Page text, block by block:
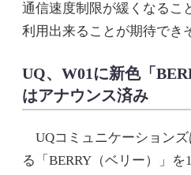
通信速度制限が緩くなるこ
利用出来ることが期待でき
UQ、W01に新色「
はアナウンス済み
UQコミュニケーションズ
る「BERRY（ベリー）」